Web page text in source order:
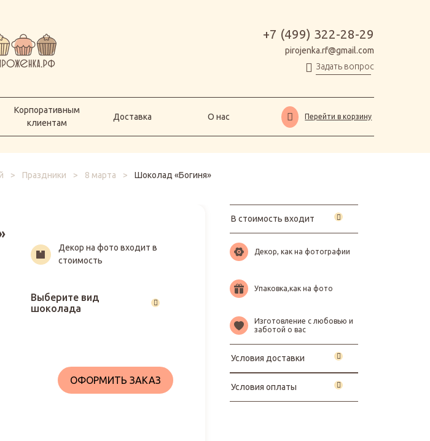
+7 (499) 322-28-29
pirojenka.rf@gmail.com
Задать вопрос
Корпоративным
клиентам
Доставка О нас Перейти в корзину
> Праздники > 8 марта > Шоколад «Богиня»
Декор на фото входит в
стоимость
Выберите вид
шоколада
ОФОРМИТЬ ЗАКАЗ
В стоимость входит
Декор, как на фотографии
Упаковка,как на фото
Изготовление с любовью и
заботой о вас
Условия доставки
Условия оплаты